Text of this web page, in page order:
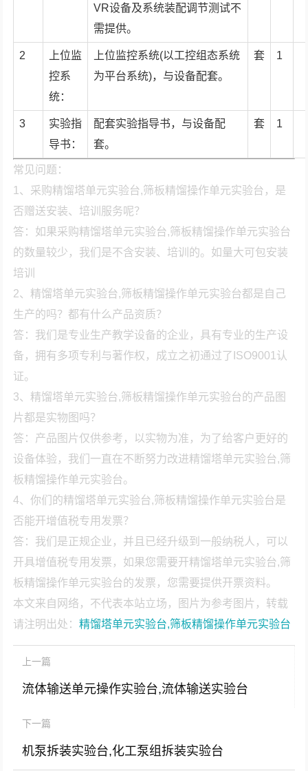
VR设备及系统装配调节测试不
需提供。
2
上位监
控系
统：
上位监控系统(以工控组态系统
为平台系统)，与设备配套。
套 1
3
实验指
导书：
配套实验指导书，与设备配
套。
套 1
常见问题：
1、采购精馏塔单元实验台,筛板精馏操作单元实验台，是
否赠送安装、培训服务呢？
答：如果采购精馏塔单元实验台,筛板精馏操作单元实验台
的数量较少，我们是不含安装、培训的。如量大可包安装
培训
2、精馏塔单元实验台,筛板精馏操作单元实验台都是自己
生产的吗？都有什么产品资质？
答：我们是专业生产教学设备的企业，具有专业的生产设
备，拥有多项专利与著作权，成立之初通过了ISO9001认
证。
3、精馏塔单元实验台,筛板精馏操作单元实验台的产品图
片都是实物图吗？
答：产品图片仅供参考，以实物为准，为了给客户更好的
设备体验，我们一直在不断努力改进精馏塔单元实验台,筛
板精馏操作单元实验台。
4、你们的精馏塔单元实验台,筛板精馏操作单元实验台是
否能开增值税专用发票？
答：我们是正规企业，并且已经升级到一般纳税人，可以
开具增值税专用发票，如果您需要开精馏塔单元实验台,筛
板精馏操作单元实验台的发票，您需要提供开票资料。
本文来自网络，不代表本站立场，图片为参考图片，转载
请注明出处：精馏塔单元实验台,筛板精馏操作单元实验台
上一篇
流体输送单元操作实验台,流体输送实验台
下一篇
机泵拆装实验台,化工泵组拆装实验台